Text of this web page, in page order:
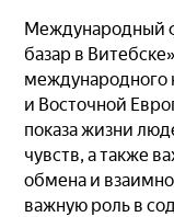
Международный
базар в
международного
и Восточной
показа жизни
чувств, а также
обмена и
важную роль в